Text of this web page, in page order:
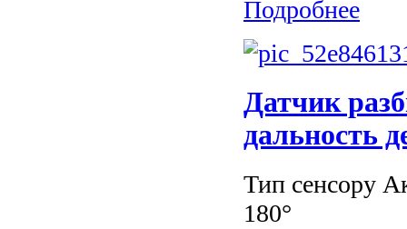
Подробнее
Датчик
дальность
Тип сенсору
180°